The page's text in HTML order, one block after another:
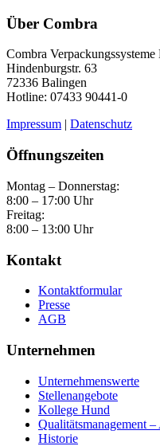
Über Combra
Combra Verpackungssysteme
Hindenburgstr. 63
72336 Balingen
Hotline: 07433 90441-0
Impressum | Datenschutz
Öffnungszeiten
Montag – Donnerstag:
8:00 – 17:00 Uhr
Freitag:
8:00 – 13:00 Uhr
Kontakt
Kontaktformular
Presse
AGB
Unternehmen
Unternehmenswerte
Stellenangebote
Kollege Hund
Qualitätsmanagement
Historie